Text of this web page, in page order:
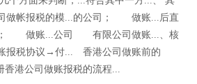
做帐报税的模...的公司； 做账...后直
做账...公司 有限公司做账...、核
报税协议→付... 香港公司做账前的
港公司做账报税的流程...